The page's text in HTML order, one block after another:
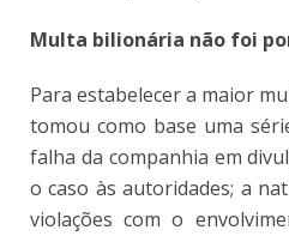
Multa bilionária não foi
Para estabelecer a maior
tomou como base uma
falha da companhia em
o caso às autoridades; a
violações com o